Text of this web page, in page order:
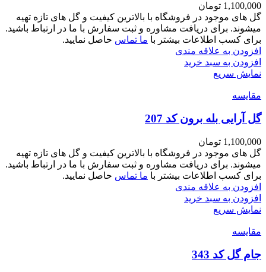
1,100,000 تومان
گل های موجود در فروشگاه با بالاترین کیفیت و گل های تازه تهیه
میشوند. برای دریافت مشاوره و ثبت سفارش با ما در ارتباط باشید.
برای کسب اطلاعات بیشتر با ما تماس حاصل نمایید.
افزودن به علاقه مندی
افزودن به سبد خرید
نمایش سریع
مقايسه
گل آرایی بله برون کد 207
1,100,000 تومان
گل های موجود در فروشگاه با بالاترین کیفیت و گل های تازه تهیه
میشوند. برای دریافت مشاوره و ثبت سفارش با ما در ارتباط باشید.
برای کسب اطلاعات بیشتر با ما تماس حاصل نمایید.
افزودن به علاقه مندی
افزودن به سبد خرید
نمایش سریع
مقايسه
جام گل کد 343